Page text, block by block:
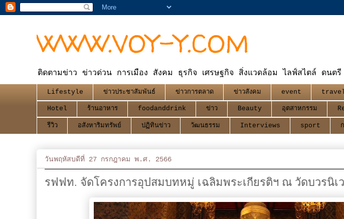
WWW.VOY-Y.COM
ติดตามข่าว ข่าวด่วน การเมือง สังคม ธุรกิจ เศรษฐกิจ สิ่งแวดล้อม ไลฟ์สไตล์ ดน
Lifestyle ข่าวประชาสัมพันธ์ ข่าวการตลาด ข่าวสังคม event
Hotel ร้านอาหาร foodanddrink ข่าว Beauty อุตสาหกรรม
รีวิว อสังหาริมทรัพย์ ปฏิทินข่าว วัฒนธรรม Interviews sport
วันพฤหัสบดีที่ 27 กรกฎาคม พ.ศ. 2566
รฟฟท. จัดโครงการอุปสมบทหมู่ เฉลิมพระเกียรติฯ ณ วัดบวรนิเ